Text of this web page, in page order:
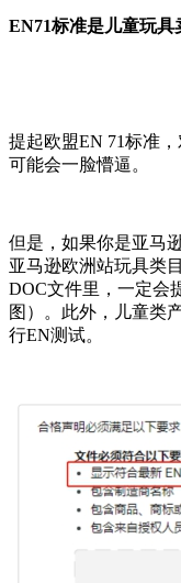
EN71标准是儿童玩具
提起欧盟EN 71标准
可能会一脸懵逼。
但是，如果你是亚马
亚马逊欧洲站玩具类
DOC文件里，一定会
图）。此外，儿童类
行EN测试。